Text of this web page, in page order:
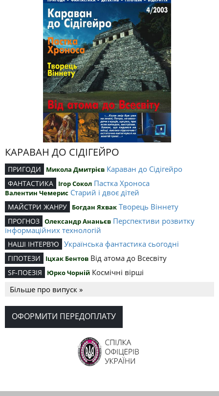
КАРАВАН ДО СІДІГЕЙРО
ПРИГОДИ Микола Дмитрієв Караван до Сідігейро
ФАНТАСТИКА Ігор Сокол Пастка Хроноса
Валентин Чемерис Старий і двоє дітей
МАЙСТРИ ЖАНРУ Богдан Яхвак Творець Віннету
ПРОГНОЗ Олександр Ананьєв Перспективи розвитку
інформаційних технологій
НАШІ ІНТЕРВ’Ю Українська фантастика сьогодні
ГІПОТЕЗИ Іцхак Бентов Від атома до Всесвіту
SF-ПОЕЗІЯ Юрко Чорній Космічні вірші
Більше про випуск »
ОФОРМИТИ ПЕРЕДОПЛАТУ